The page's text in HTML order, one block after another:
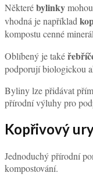
Některébylinky
vhodná je například
kompostu cenné
Oblíbený je také
podporují biologickou
Byliny lze přidávat
přírodní výluhy pro
Kopřivový
Jednoduchý přírodní
kompostování.